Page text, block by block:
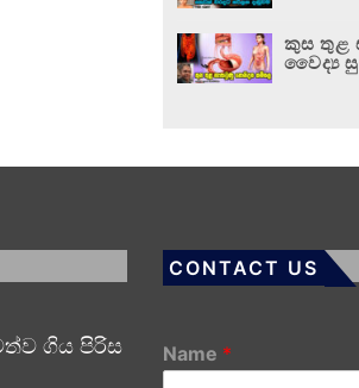
කුස තුළ
වෛද්‍ය
ගිය පිරිස
CONTACT US
Name *